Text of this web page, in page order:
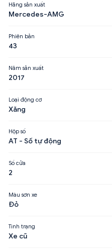
Hãng sản xuất
Mercedes-AMG
Phiên bản
43
Năm sản xuất
2017
Loại động cơ
Xăng
Hộp số
AT - Số tự động
Số cửa
2
Màu sơn xe
Đỏ
Tình trạng
Xe cũ